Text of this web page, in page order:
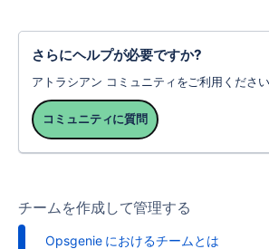
さらにヘルプが必要ですか?
アトラシアン コミュニティをご利用ください
コミュニティに質問
チームを作成して管理する
Opsgenie におけるチームとは